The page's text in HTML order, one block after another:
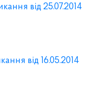
від 25.07.2014
від 16.05.2014